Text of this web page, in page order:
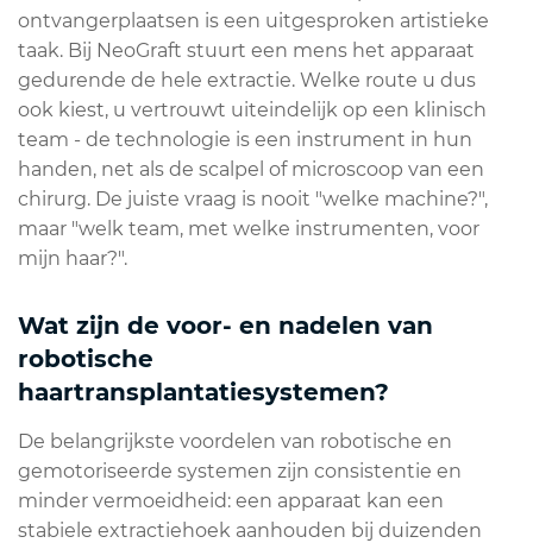
ontvangerplaatsen is een uitgesproken artistieke
taak. Bij NeoGraft stuurt een mens het apparaat
gedurende de hele extractie. Welke route u dus
ook kiest, u vertrouwt uiteindelijk op een klinisch
team - de technologie is een instrument in hun
handen, net als de scalpel of microscoop van een
chirurg. De juiste vraag is nooit "welke machine?",
maar "welk team, met welke instrumenten, voor
mijn haar?".
Wat zijn de voor- en nadelen van
robotische
haartransplantatiesystemen?
De belangrijkste voordelen van robotische en
gemotoriseerde systemen zijn consistentie en
minder vermoeidheid: een apparaat kan een
stabiele extractiehoek aanhouden bij duizenden